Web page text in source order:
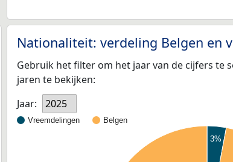
Nationaliteit: verdeling Belgen en
Gebruik het filter om het jaar van de cijfers te
jaren te bekijken:
Jaar:
2025
Vreemdelingen Belgen
3%